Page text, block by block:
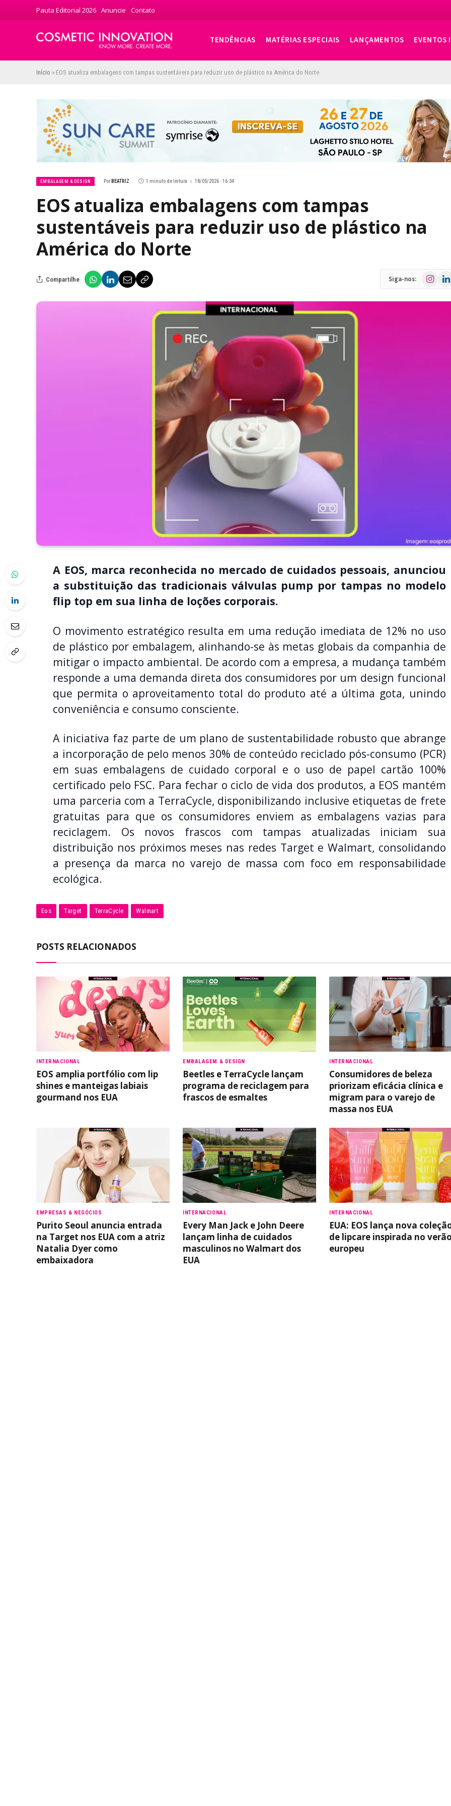
Pauta Editorial 2026 Anuncie Contato
TENDÊNCIAS MATÉRIAS ESPECIAIS LANÇAMENTOS EVENTOS
Início » EOS atualiza embalagens com tampas sustentáveis para reduzir uso de plástico na América do Norte
EMBALAGEM & DESIGN Por BEATRIZ 1 minuto de leitura 18/05/2026 · 16:34
EOS atualiza embalagens com tampas
sustentáveis para reduzir uso de plástico na
América do Norte
Compartilhe Siga-nos: Instagram
A EOS, marca reconhecida no mercado de cuidados pessoais, anunciou
a substituição das tradicionais válvulas pump por tampas no modelo
flip top em sua linha de loções corporais.
O movimento estratégico resulta em uma redução imediata de 12% no uso
de plástico por embalagem, alinhando-se às metas globais da companhia de
mitigar o impacto ambiental. De acordo com a empresa, a mudança também
responde a uma demanda direta dos consumidores por um design funcional
que permita o aproveitamento total do produto até a última gota, unindo
conveniência e consumo consciente.
A iniciativa faz parte de um plano de sustentabilidade robusto que abrange
a incorporação de pelo menos 30% de conteúdo reciclado pós-consumo (PCR)
em suas embalagens de cuidado corporal e o uso de papel cartão 100%
certificado pelo FSC. Para fechar o ciclo de vida dos produtos, a EOS mantém
uma parceria com a TerraCycle, disponibilizando inclusive etiquetas de frete
gratuitas para que os consumidores enviem as embalagens vazias para
reciclagem. Os novos frascos com tampas atualizadas iniciam sua
distribuição nos próximos meses nas redes Target e Walmart, consolidando
a presença da marca no varejo de massa com foco em responsabilidade
ecológica.
Eos Target TerraCycle Walmart
POSTS RELACIONADOS
INTERNACIONAL
EOS amplia portfólio com lip
shines e manteigas labiais
gourmand nos EUA
EMBALAGEM & DESIGN
Beetles e TerraCycle lançam
programa de reciclagem para
frascos de esmaltes
INTERNACIONAL
Consumidores de beleza
priorizam eficácia clínica e
migram para o varejo de
massa nos EUA
EMPRESAS & NEGÓCIOS
Purito Seoul anuncia entrada
na Target nos EUA com a atriz
Natalia Dyer como
embaixadora
INTERNACIONAL
Every Man Jack e John Deere
lançam linha de cuidados
masculinos no Walmart dos
EUA
INTERNACIONAL
EUA: EOS lança nova
de lipcare inspirada no
europeu